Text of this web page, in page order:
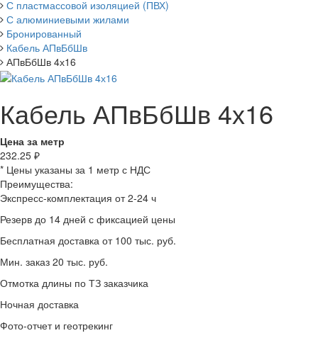
С пластмассовой изоляцией (ПВХ)
С алюминиевыми жилами
Бронированный
Кабель АПвБбШв
АПвБбШв 4х16
Кабель АПвБбШв 4х16
Цена за метр
232.25 ₽
* Цены указаны за 1 метр с НДС
Преимущества:
Экспресс-комплектация от 2-24 ч
Резерв до 14 дней с фиксацией цены
Бесплатная доставка от 100 тыс. руб.
Мин. заказ 20 тыс. руб.
Отмотка длины по ТЗ заказчика
Ночная доставка
Фото-отчет и геотрекинг